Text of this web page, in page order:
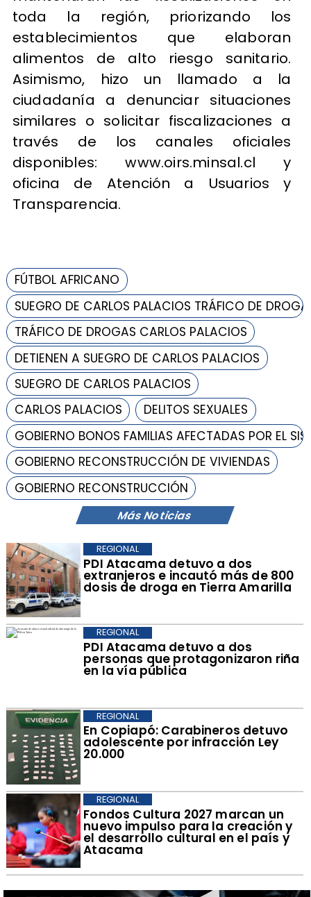
Más Noticias
​PDI Atacama detuvo a dos
extranjeros e incautó más de 800
dosis de droga en Tierra Amarilla
REGIONAL
PDI Atacama detuvo a dos
personas que protagonizaron riña
en la vía pública
REGIONAL
​En Copiapó: Carabineros detuvo
adolescente por infracción Ley
20.000
REGIONAL
​Fondos Cultura 2027 marcan un
nuevo impulso para la creación y
el desarrollo cultural en el país y
Atacama
REGIONAL
toda la región, priorizando los
establecimientos que elaboran
alimentos de alto riesgo sanitario.
Asimismo, hizo un llamado a la
ciudadanía a denunciar situaciones
similares o solicitar fiscalizaciones a
través de los canales oficiales
disponibles: www.oirs.minsal.cl y
oficina de Atención a Usuarios y
Transparencia.
FÚTBOL AFRICANO
SUEGRO DE CARLOS PALACIOS TRÁFICO DE DROGA
TRÁFICO DE DROGAS CARLOS PALACIOS
DETIENEN A SUEGRO DE CARLOS PALACIOS
SUEGRO DE CARLOS PALACIOS
CARLOS PALACIOS
DELITOS SEXUALES
GOBIERNO BONOS FAMILIAS AFECTADAS POR EL
GOBIERNO RECONSTRUCCIÓN DE VIVIENDAS
GOBIERNO RECONSTRUCCIÓN